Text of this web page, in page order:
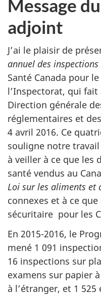
Message
adjoint
J’ai le plaisir de
annuel des inspections
Santé Canada pour
l’Inspectorat, qui
Direction générale
réglementaires et
4 avril 2016. Ce
souligne notre
à veiller à ce que les
santé vendus au
Loi sur les aliments et
connexes et à ce
sécuritaire pour les
En 2015-2016, le
mené 1 091
16 inspections sur
examens sur papier
à l’étranger, et 1